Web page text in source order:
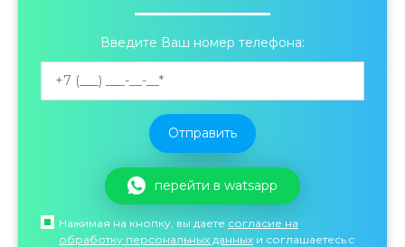
Введите Ваш номер телефона:
перейти в watsapp
Нажимая на кнопку, вы даете согласие на
обработку персональных данных и соглашаетесь c